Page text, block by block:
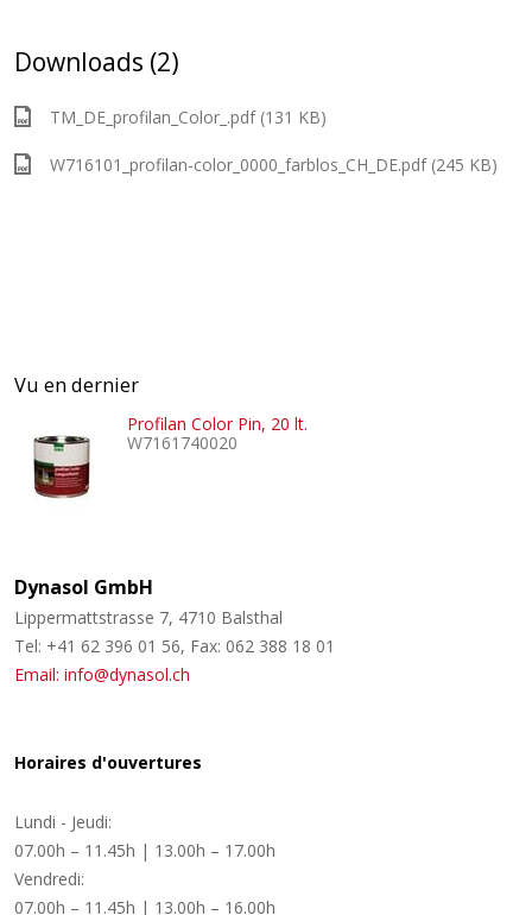
Downloads (2)
TM_DE_profilan_Color_.pdf (131 KB)
W716101_profilan-color_0000_farblos_CH_DE.pdf (245 KB)
Vu en dernier
Profilan Color Pin, 20 lt.
W7161740020
Dynasol GmbH
Lippermattstrasse 7, 4710 Balsthal
Tel: +41 62 396 01 56, Fax: 062 388 18 01
Email: info@dynasol.ch
Horaires d'ouvertures
Lundi - Jeudi:
07.00h – 11.45h | 13.00h – 17.00h
Vendredi:
07.00h – 11.45h | 13.00h – 16.00h